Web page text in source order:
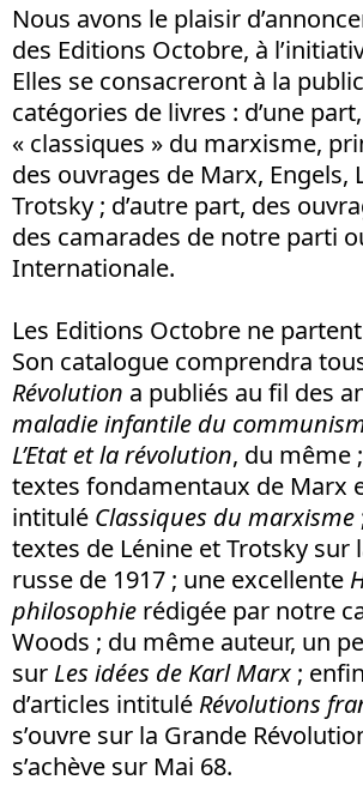
Nous avons le plaisir
des Editions Octobre, à
Elles se consacreront à la
catégories de livres : d’une
« classiques » du marxisme,
des ouvrages de Marx, Engels,
Trotsky ; d’autre part, des
des camarades de notre parti
Internationale.
Les Editions Octobre ne
Son catalogue comprendra
Révolution a publiés au fil des
maladie infantile du
L’Etat et la révolution, du même
textes fondamentaux de Marx
intitulé Classiques du marxisme
textes de Lénine et Trotsky sur
russe de 1917 ; une excellente
philosophie rédigée par notre
Woods ; du même auteur, un
sur Les idées de Karl Marx ;
d’articles intitulé Révolutions
s’ouvre sur la Grande
s’achève sur Mai 68.